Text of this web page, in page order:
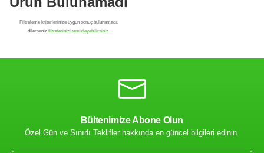
Bültenimize Abone Olun
Özel Gün ve Sınırlı Teklifler hakkında en güncel bilgileri edinin.